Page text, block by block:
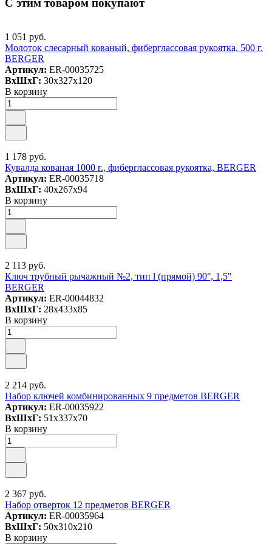
С этим товаром покупают
1 051 руб.
Молоток слесарный кованый, фиберглассовая рукоятка, 500 г.
BERGER
Артикул: ER-00035725
ВxШxГ: 30x327x120
В корзину
1 178 руб.
Кувалда кованая 1000 г., фиберглассовая рукоятка, BERGER
Артикул: ER-00035718
ВxШxГ: 40x267x94
В корзину
2 113 руб.
Ключ трубный рычажный №2, тип l (прямой) 90°, 1,5"
BERGER
Артикул: ER-00044832
ВxШxГ: 28x433x85
В корзину
2 214 руб.
Набор ключей комбинированных 9 предметов BERGER
Артикул: ER-00035922
ВxШxГ: 51x337x70
В корзину
2 367 руб.
Набор отверток 12 предметов BERGER
Артикул: ER-00035964
ВxШxГ: 50x310x210
В корзину